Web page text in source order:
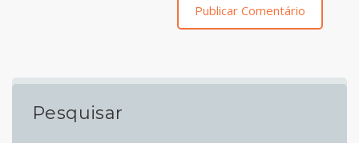
Pesquisar